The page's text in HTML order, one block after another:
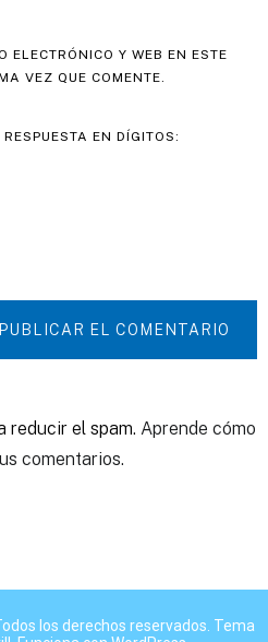
ELECTRÓNICO Y WEB EN ESTE
VEZ QUE COMENTE.
EN DÍGITOS:
PUBLICAR EL COMENTARIO
reducir el spam. Aprende cómo
comentarios.
los derechos reservados. Tema